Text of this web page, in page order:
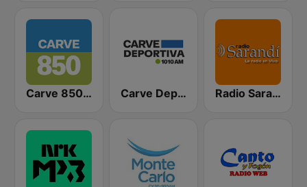
Carve 850 AM Carve Deportiva 1010 AM Radio Sarandí 690